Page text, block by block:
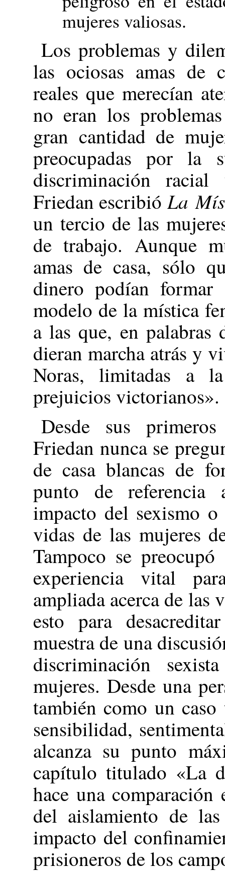
mujeres valiosas.
Los problemas y
las ociosas amas de
reales que merecían
no eran los
gran cantidad de
preocupadas por la
discriminación
Friedan escribióLa
un tercio de las
de trabajo. Aunque
amas de casa, sólo
dinero podían
modelo de la mística
a las que, en palabras
dieran marcha atrás y
Noras, limitadas a
prejuicios victorianos».
Desde sus
Friedan nunca se
de casa blancas de
punto de referencia
impacto del sexismo
vidas de las mujeres
Tampoco se
experiencia vital
ampliada acerca de las
esto para
muestra de una
discriminación
mujeres. Desde una
también como un
sensibilidad,
alcanza su punto
capítulo titulado «La
hace una
del aislamiento de
impacto del
prisioneros de los